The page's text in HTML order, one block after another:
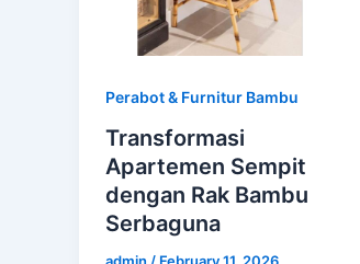
Perabot & Furnitur Bambu
Transformasi
Apartemen Sempit
dengan Rak Bambu
Serbaguna